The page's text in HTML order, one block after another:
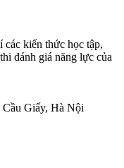
các kiến thức học tập,
đánh giá năng lực của
Giấy, Hà Nội